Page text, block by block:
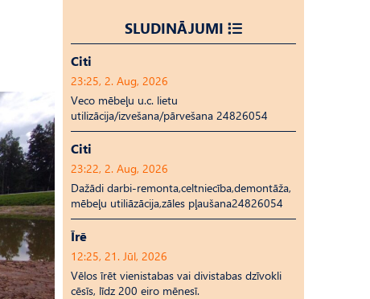
SLUDINĀJUMI
Citi
23:25, 2. Aug, 2026
Veco mēbeļu u.c. lietu
utilizācija/izvešana/pārvešana 24826054
Citi
23:22, 2. Aug, 2026
Dažādi darbi-remonta,celtniecība,demontāža,
mēbeļu utiliāzācija,zāles pļaušana24826054
Īrē
12:25, 21. Jūl, 2026
Vēlos īrēt vienistabas vai divistabas dzīvokli
cēsīs, līdz 200 eiro mēnesī.